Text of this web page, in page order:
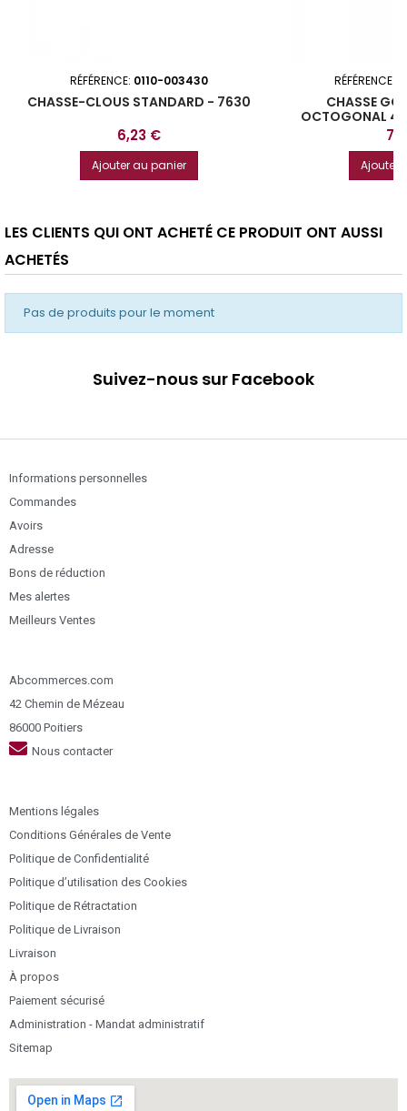
RÉFÉRENCE: 0110-003430
CHASSE-CLOUS STANDARD - 7630
Prix
6,23 €
Ajouter au panier
RÉFÉRENCE:
CHASSE
OCTOGONAL 4
Prix
Ajouter
LES CLIENTS QUI ONT ACHETÉ CE PRODUIT ONT AUSSI
ACHETÉS
Pas de produits pour le moment
Suivez-nous sur Facebook
Informations personnelles
Commandes
Avoirs
Adresse
Bons de réduction
Mes alertes
Meilleurs Ventes
Abcommerces.com
42 Chemin de Mézeau
86000 Poitiers
Nous contacter
Mentions légales
Conditions Générales de Vente
Politique de Confidentialité
Politique d’utilisation des Cookies
Politique de Rétractation
Politique de Livraison
Livraison
À propos
Paiement sécurisé
Administration - Mandat administratif
Sitemap